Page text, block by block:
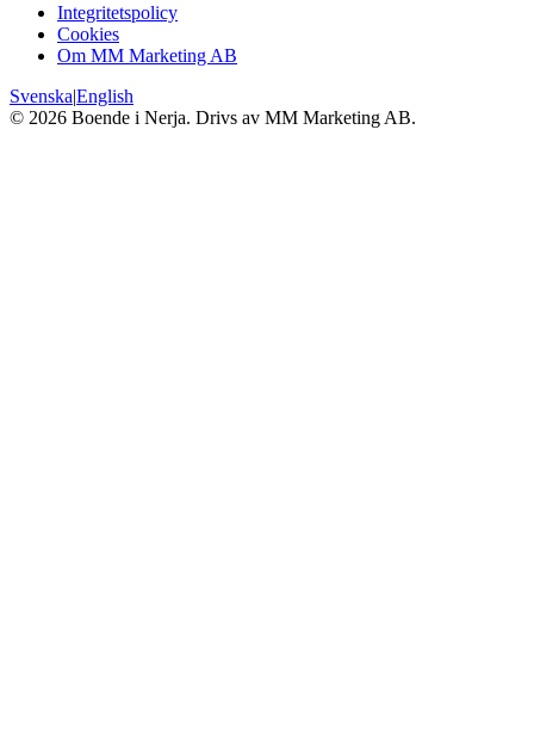
Integritetspolicy
Cookies
Om MM Marketing AB
Svenska|English
© 2026 Boende i Nerja. Drivs av MM Marketing AB.